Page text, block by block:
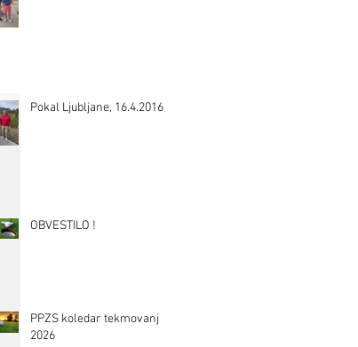
Pokal Ljubljane, 16.4.2016
OBVESTILO !
PPZS koledar tekmovanj
2026